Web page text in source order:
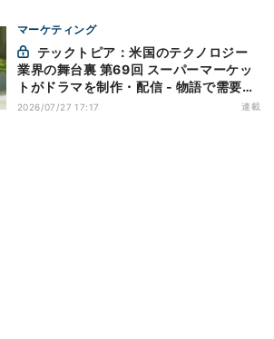
マーケティング
業界の舞台裏 第69回 スーパーマーケッ
トがドラマを制作・配信 - 物語で需要を
演出する小売メディア
2026/07/27 17:17 連載